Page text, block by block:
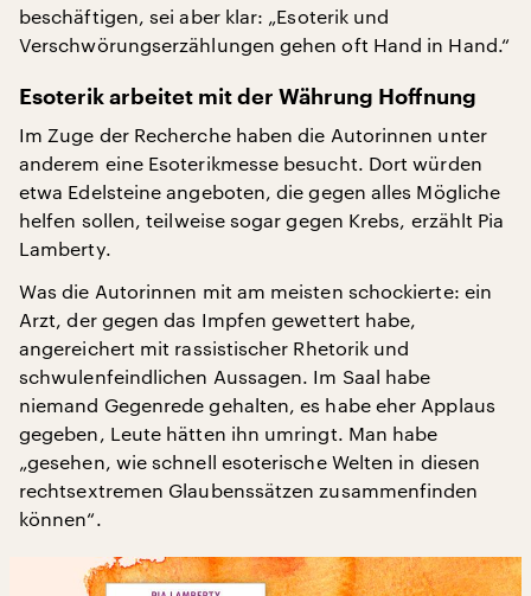
beschäftigen, sei aber klar: „Esoterik und
Verschwörungserzählungen gehen oft Hand in Hand.“
Esoterik arbeitet mit der Währung Hoffnung
Im Zuge der Recherche haben die Autorinnen unter
anderem eine Esoterikmesse besucht. Dort würden
etwa Edelsteine angeboten, die gegen alles Mögliche
helfen sollen, teilweise sogar gegen Krebs, erzählt Pia
Lamberty.
Was die Autorinnen mit am meisten schockierte: ein
Arzt, der gegen das Impfen gewettert habe,
angereichert mit rassistischer Rhetorik und
schwulenfeindlichen Aussagen. Im Saal habe
niemand Gegenrede gehalten, es habe eher Applaus
gegeben, Leute hätten ihn umringt. Man habe
„gesehen, wie schnell esoterische Welten in diesen
rechtsextremen Glaubenssätzen zusammenfinden
können“.